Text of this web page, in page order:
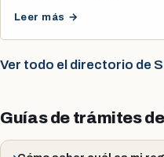
Leer más →
Ver todo el directorio de
Guías de trámites